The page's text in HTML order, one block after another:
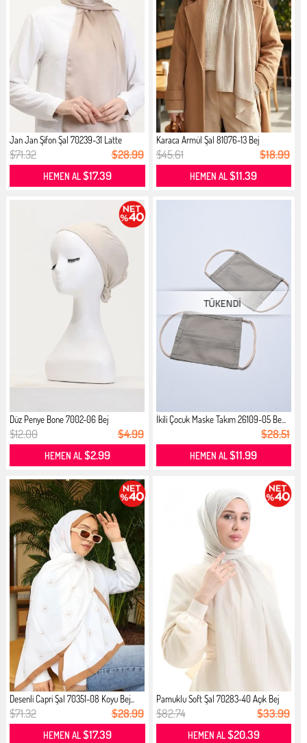
Jan Jan Şifon Şal 70239-31 Latte
$71.32 $28.99
HEMEN AL$17.39
Karaca Armül Şal 81076-13 Bej
$45.61 $18.99
HEMEN AL$11.39
Düz Penye Bone 7002-06 Bej
$12.00 $4.99
HEMEN AL$2.99
İkili Çocuk Maske Takım 26109-05 Be...
$28.51
HEMEN AL$11.99
Desenli Capri Şal 70351-08 Koyu Bej...
$71.32 $28.99
HEMEN AL$17.39
Pamuklu Soft Şal 70283-40 Açık Bej
$82.74 $33.99
HEMEN AL$20.39